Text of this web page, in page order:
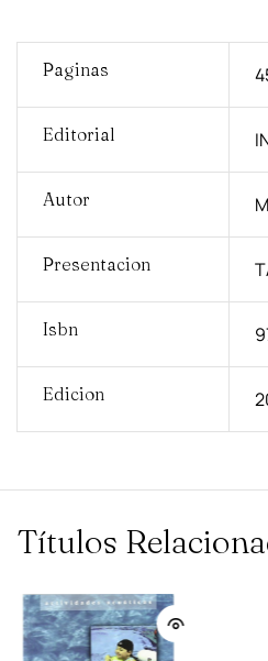
Paginas
Editorial
Autor
Presentacion
Isbn
Edicion
Títulos